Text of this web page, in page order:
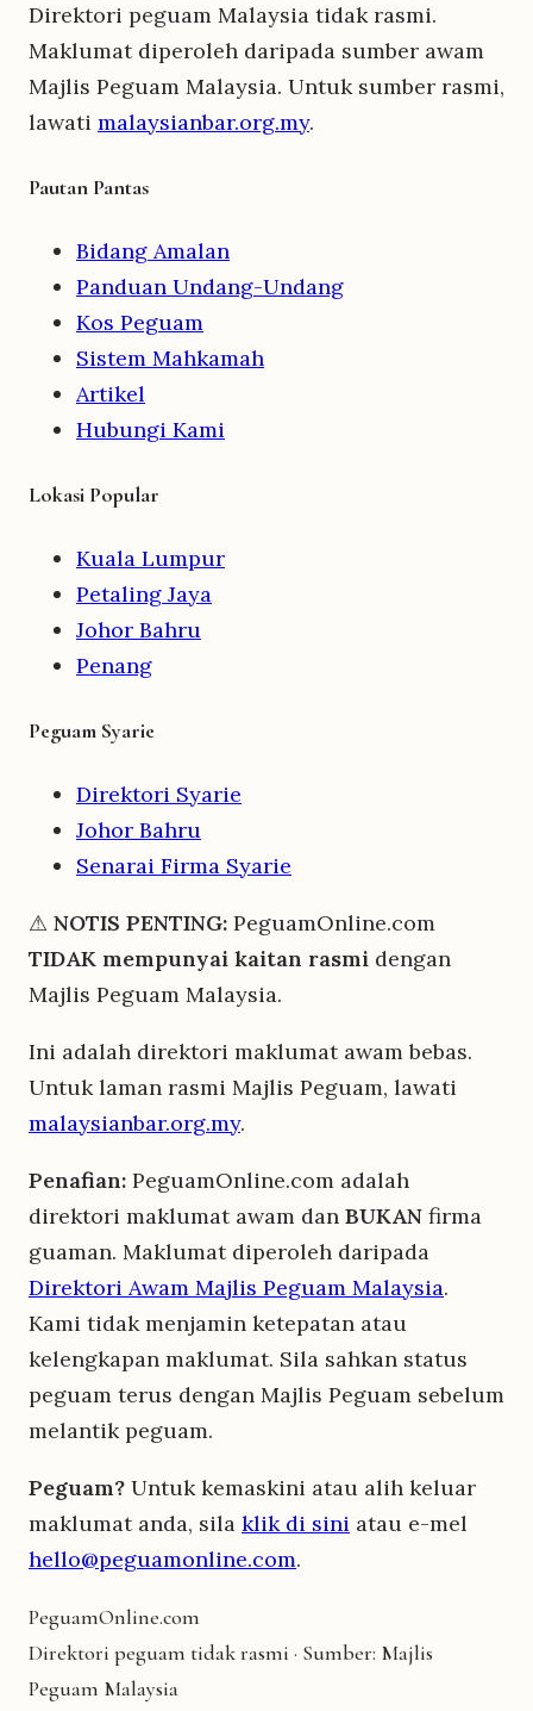
Direktori peguam Malaysia tidak rasmi.
Maklumat diperoleh daripada sumber awam
Majlis Peguam Malaysia. Untuk sumber rasmi,
lawati malaysianbar.org.my.
Pautan Pantas
Bidang Amalan
Panduan Undang-Undang
Kos Peguam
Sistem Mahkamah
Artikel
Hubungi Kami
Lokasi Popular
Kuala Lumpur
Petaling Jaya
Johor Bahru
Penang
Peguam Syarie
Direktori Syarie
Johor Bahru
Senarai Firma Syarie
⚠ NOTIS PENTING: PeguamOnline.com
TIDAK mempunyai kaitan rasmi dengan
Majlis Peguam Malaysia.
Ini adalah direktori maklumat awam bebas.
Untuk laman rasmi Majlis Peguam, lawati
malaysianbar.org.my.
Penafian: PeguamOnline.com adalah
direktori maklumat awam dan BUKAN firma
guaman. Maklumat diperoleh daripada
Direktori Awam Majlis Peguam Malaysia.
Kami tidak menjamin ketepatan atau
kelengkapan maklumat. Sila sahkan status
peguam terus dengan Majlis Peguam sebelum
melantik peguam.
Peguam? Untuk kemaskini atau alih keluar
maklumat anda, sila klik di sini atau e-mel
hello@peguamonline.com.
PeguamOnline.com
Direktori peguam tidak rasmi · Sumber: Majlis
Peguam Malaysia